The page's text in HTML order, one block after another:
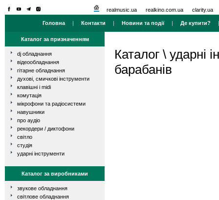
realmusic.ua realkino.com.ua clarity.ua
Головна | Контакти | Новини та події| Де купити?
Каталог за призначенням
dj обладнання
відеообладнання
гітарне обладнання
духові, смичкові інструменти
клавішні і midi
комутація
мікрофони та радіосистеми
навушники
про аудіо
рекордери / диктофони
світло
студія
ударні інструменти
Каталог за виробниками
звукове обладнання
світлове обладнання
Каталог \ ударні
барабанів